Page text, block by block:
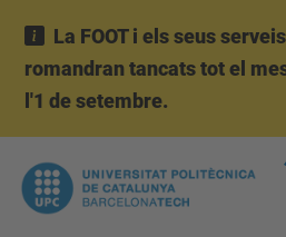
La FOOT i els seus
romandran tancats tot el
l'1 de setembre.